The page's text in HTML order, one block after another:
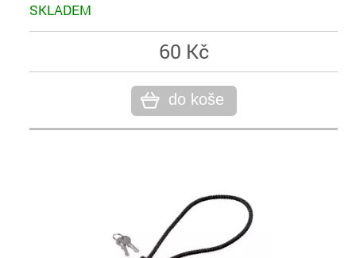
SKLADEM
60 Kč
do koše